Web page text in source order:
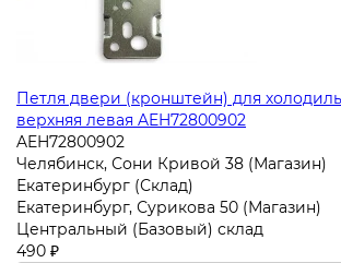
Петля двери (кронштейн) для
верхняя левая AEH72800902
AEH72800902
Челябинск, Сони Кривой 38 (Магазин)
Екатеринбург (Склад)
Екатеринбург, Сурикова 50 (Магазин)
Центральный (Базовый) склад
490 ₽